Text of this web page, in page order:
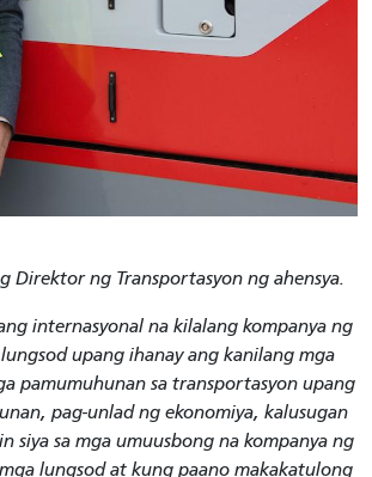
Direktor ng Transportasyon ng ahensya.
internasyonal na kilalang kompanya ng
upang ihanay ang kanilang mga
pamumuhunan sa transportasyon upang
pag-unlad ng ekonomiya, kalusugan
sa mga umuusbong na kompanya ng
lungsod at kung paano makakatulong